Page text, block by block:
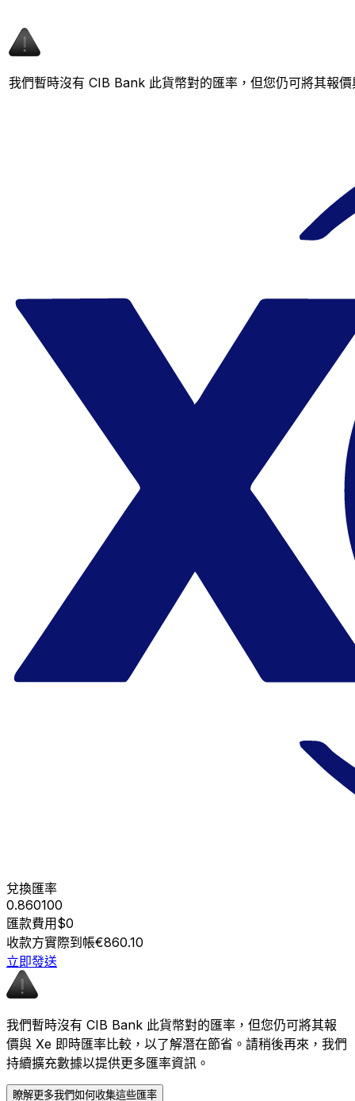
我們暫時沒有 CIB Bank 此貨幣對的匯率，但您仍可將其報
兌換匯率
0.860100
匯款費用$0
收款方實際到帳€860.10
立即發送
我們暫時沒有 CIB Bank 此貨幣對的匯率，但您仍可將其報
價與 Xe 即時匯率比較，以了解潛在節省。請稍後再來，我們
持續擴充數據以提供更多匯率資訊。
瞭解更多我們如何收集這些匯率